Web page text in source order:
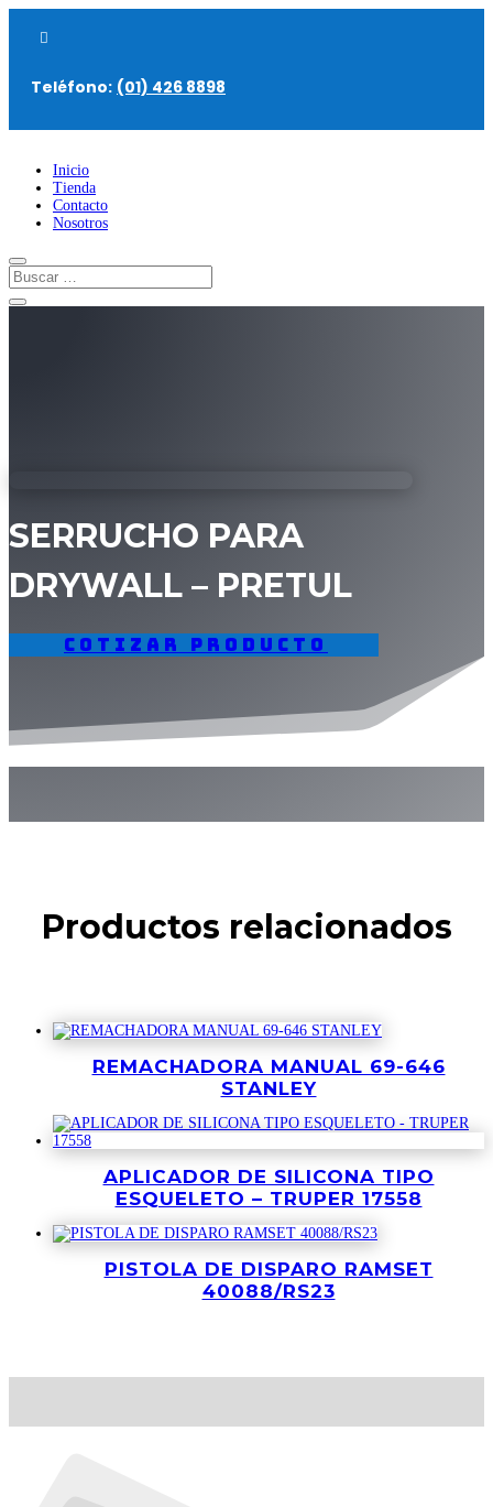

Teléfono: (01) 426 8898
Inicio
Tienda
Contacto
Nosotros
SERRUCHO PARA
DRYWALL – PRETUL
Cotizar producto
Productos relacionados
REMACHADORA MANUAL 69-646
STANLEY
APLICADOR DE SILICONA TIPO
ESQUELETO – TRUPER 17558
PISTOLA DE DISPARO RAMSET
40088/RS23